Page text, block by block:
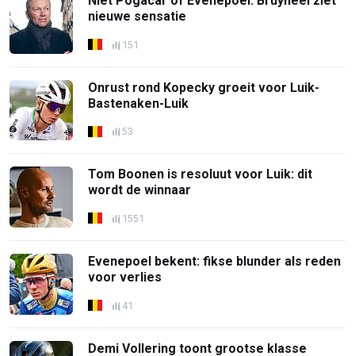
nieuwe sensatie
151
Onrust rond Kopecky groeit voor Luik-
Bastenaken-Luik
53
Tom Boonen is resoluut voor Luik: dit
wordt de winnaar
1551
Evenepoel bekent: fikse blunder als reden
voor verlies
41
Demi Vollering toont grootse klasse